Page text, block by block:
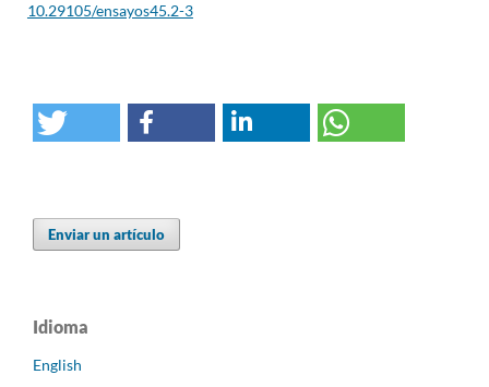
10.29105/ensayos45.2-3
Enviar un artículo
Idioma
English